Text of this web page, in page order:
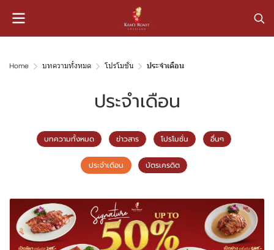
Home บทความทั้งหมด โปรโมชั่น ประจำเดือน
ประจำเดือน
บทความทั้งหมด ข่าวสาร โปรโมชั่น อื่นๆ
ประจำเดือน บัตรเครดิต